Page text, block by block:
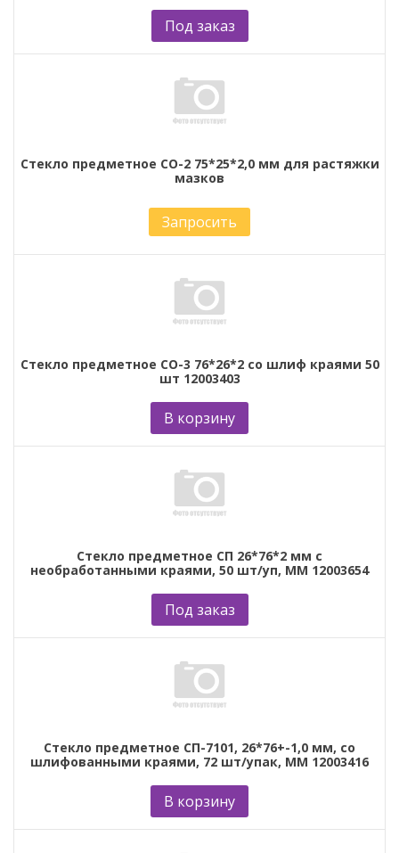
Под заказ
Стекло предметное СО-2 75*25*2,0 мм для растяжки
мазков
Запросить
Стекло предметное СО-3 76*26*2 со шлиф краями 50
шт 12003403
В корзину
Стекло предметное СП 26*76*2 мм с
необработанными краями, 50 шт/уп, ММ 12003654
Под заказ
Стекло предметное СП-7101, 26*76+-1,0 мм, со
шлифованными краями, 72 шт/упак, ММ 12003416
В корзину